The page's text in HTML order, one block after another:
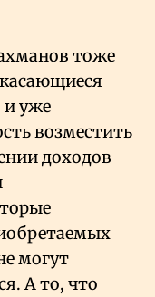
тоже
уже
возместить
доходов
могут
А то, что